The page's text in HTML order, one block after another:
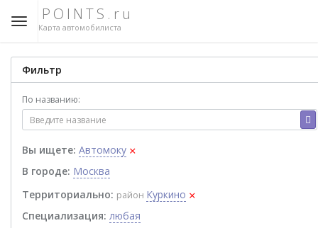
POINTS.ru
Карта автомобилиста
Фильтр
По названию:
Вы ищете: Автомоку ×
В городе: Москва
Территориально: район Куркино ×
Специализация: любая